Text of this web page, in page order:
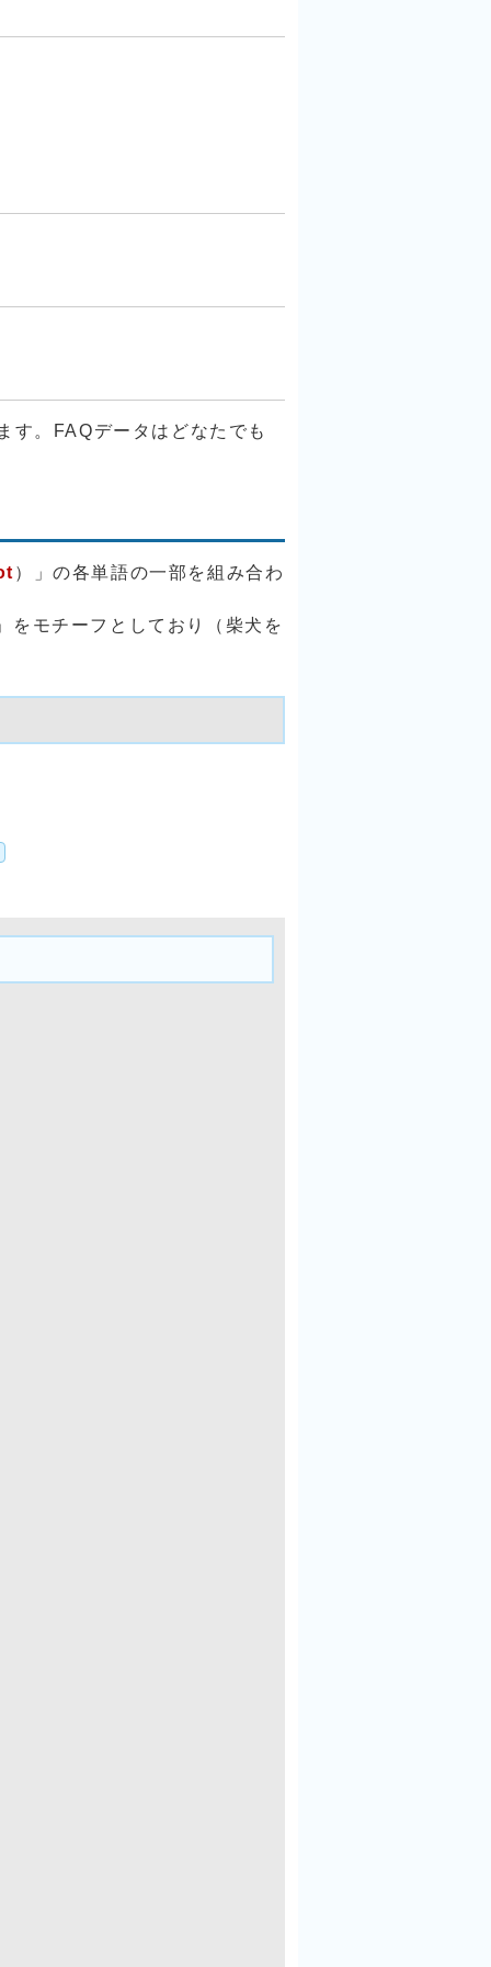
す。FAQデータはどなたでも
）」の各単語の一部を組み合わ
をモチーフとしており（柴犬を